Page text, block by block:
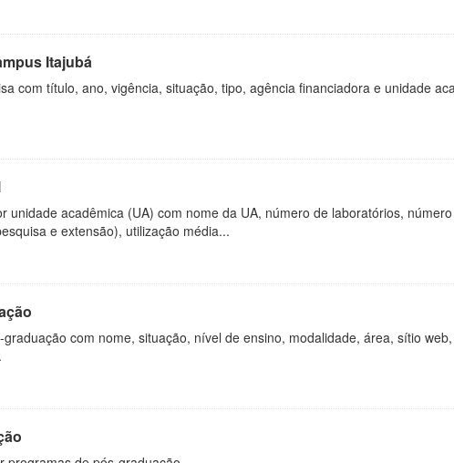
Itajubá
com título, ano, vigência, situação, tipo, agência financiadora e unidade
unidade acadêmica (UA) com nome da UA, número de laboratórios,
e extensão), utilização média...
com nome, situação, nível de ensino, modalidade, área, sítio